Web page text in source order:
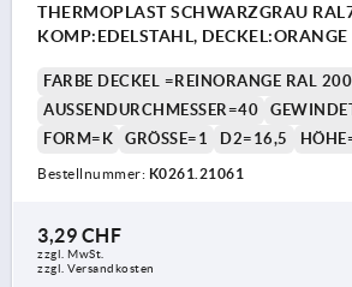
THERMOPLAST SCHWARZGRAU
KOMP:EDELSTAHL,
FARBE DECKEL =REINORANGE RAL
AUSSENDURCHMESSER=40
FORM=K
GRÖSSE=1 D2=16,5
Bestellnummer: K0261.21061
3,29 CHF
zzgl. MwSt.
zzgl. Versandkosten